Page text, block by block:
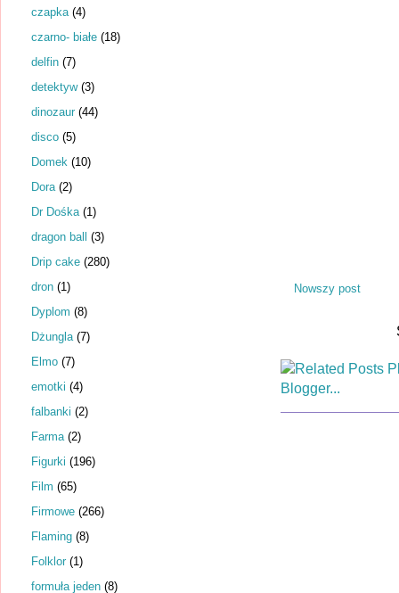
Nowszy post
czapka (4)
czarno- białe (18)
delfin (7)
detektyw (3)
dinozaur (44)
disco (5)
Domek (10)
Dora (2)
Dr Dośka (1)
dragon ball (3)
Drip cake (280)
dron (1)
Dyplom (8)
Dżungla (7)
Elmo (7)
emotki (4)
falbanki (2)
Farma (2)
Figurki (196)
Film (65)
Firmowe (266)
Flaming (8)
Folklor (1)
formuła jeden (8)